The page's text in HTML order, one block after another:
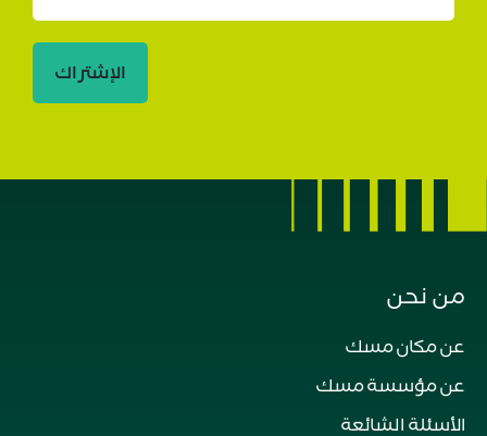
الإشتراك
من نحن
عن مكان مسك
عن مؤسسة مسك
الأسئلة الشائعة